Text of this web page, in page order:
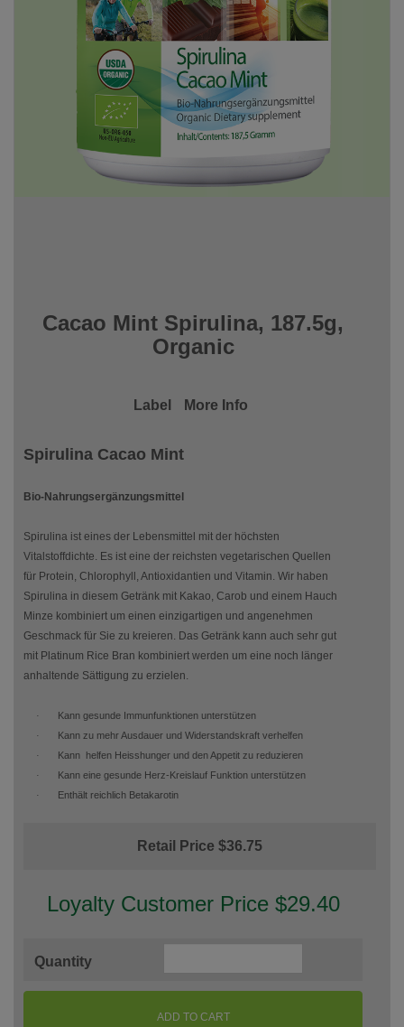
Cacao Mint Spirulina, 187.5g,
Organic
Label More Info
Spirulina Cacao Mint
Bio-Nahrungsergänzungsmittel
Spirulina ist eines der Lebensmittel mit der höchsten
Vitalstoffdichte. Es ist eine der reichsten vegetarischen Quellen
für Protein, Chlorophyll, Antioxidantien und Vitamin. Wir haben
Spirulina in diesem Getränk mit Kakao, Carob und einem Hauch
Minze kombiniert um einen einzigartigen und angenehmen
Geschmack für Sie zu kreieren. Das Getränk kann auch sehr gut
mit Platinum Rice Bran kombiniert werden um eine noch länger
anhaltende Sättigung zu erzielen.
· Kann gesunde Immunfunktionen unterstützen
· Kann zu mehr Ausdauer und Widerstandskraft verhelfen
· Kann helfen Heisshunger und den Appetit zu reduzieren
· Kann eine gesunde Herz-Kreislauf Funktion unterstützen
· Enthält reichlich Betakarotin
Retail Price $36.75
Loyalty Customer Price $29.40
Quantity
ADD TO CART